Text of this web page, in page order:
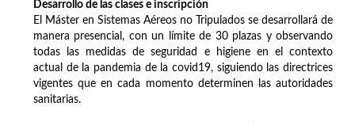
Desarrollo de las clases e inscripción
El Máster en Sistemas Aéreos no Tripulados se desarrollará de
manera presencial, con un límite de 30 plazas y observando
todas las medidas de seguridad e higiene en el contexto
actual de la pandemia de la covid19, siguiendo las directrices
vigentes que en cada momento determinen las autoridades
sanitarias.